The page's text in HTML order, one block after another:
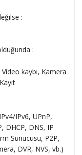
:
:
kaybı, Kamera
IPv6, UPnP,
DHCP, DNS, IP
Sunucusu, P2P,
DVR, NVS, vb.)